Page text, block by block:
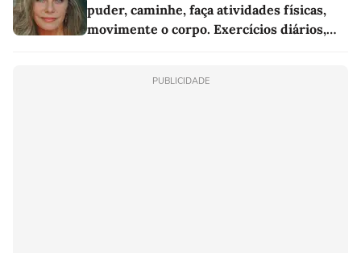
puder, caminhe, faça atividades físicas,
movimente o corpo. Exercícios diários,
PUBLICIDADE